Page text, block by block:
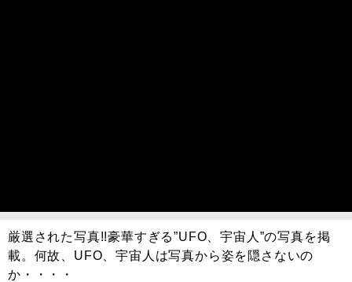
厳選された写真!!豪華すぎる”UFO、宇宙人”の写真を掲
載。何故、UFO、宇宙人は写真から姿を隠さないの
か・・・・